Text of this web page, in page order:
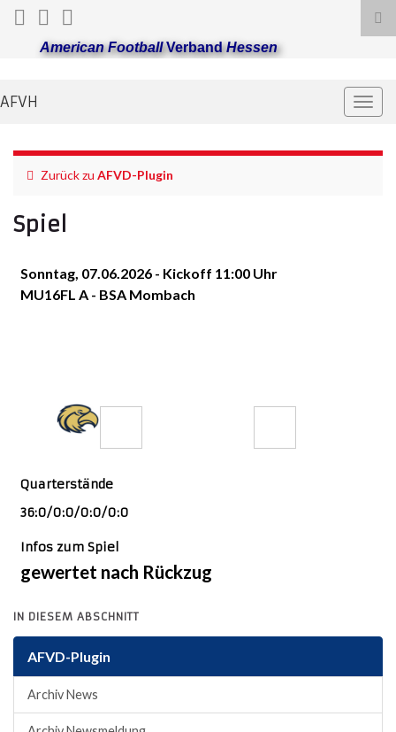
American FootballVerbandHessen
AFVH
Zurück zu AFVD-Plugin
Spiel
Sonntag, 07.06.2026 - Kickoff 11:00 Uhr
MU16FL A - BSA Mombach
Quarterstände
36:0/0:0/0:0/0:0
Infos zum Spiel
gewertet nach Rückzug
IN DIESEM ABSCHNITT
AFVD-Plugin
Archiv News